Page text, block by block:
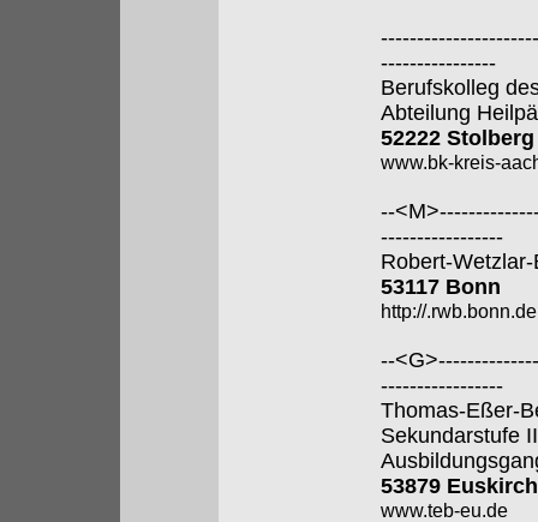
----------------
Berufskolleg
Abteilung
52222 Stolberg
www.bk-kreis-
--
-----------------
Robert-
53117 Bonn
http://.rwb.bonn.de
--
-----------------
Thomas-Eßer-
Sekundarstufe II
53879
www.teb-eu.de